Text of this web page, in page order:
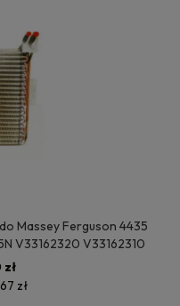
Massey Ferguson 4435
V33162320 V33162310
zł